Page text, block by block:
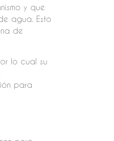
y que
agua. Esto
de
lo cual su
para